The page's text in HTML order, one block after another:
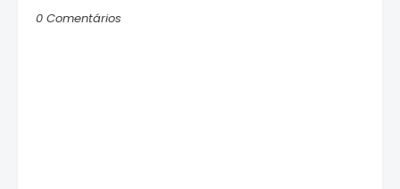
0 Comentários